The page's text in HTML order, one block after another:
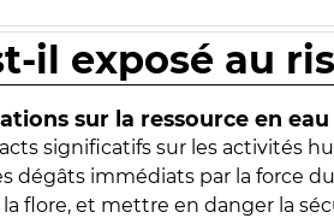
il exposé au
sur la ressource en eau
significatifs sur les activités
dégâts immédiats par la force
flore, et mettre en danger la